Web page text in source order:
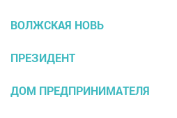
ВОЛЖСКАЯ НОВЬ
ПРЕЗИДЕНТ
ДОМ ПРЕДПРИНИМАТЕЛЯ